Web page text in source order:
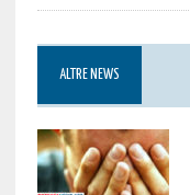
ALTRE NEWS